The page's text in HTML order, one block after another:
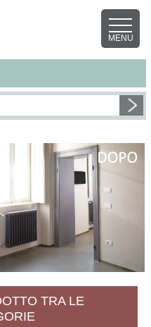
questo sito utilizza i cookies.
l’uso dei cookies. Per ulteriori
MENU
TRA LE